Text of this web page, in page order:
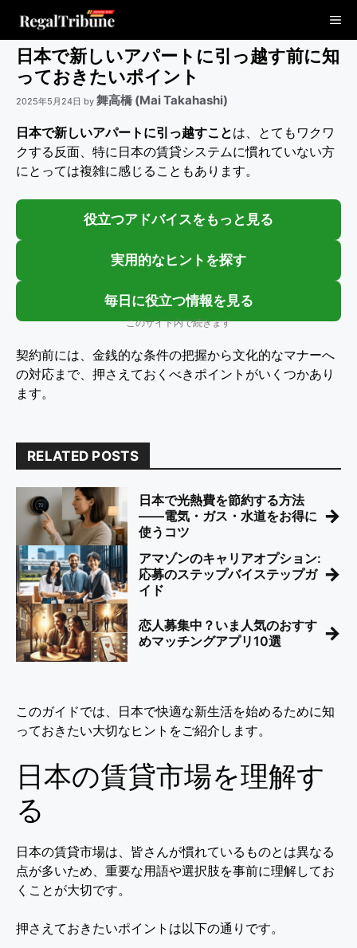
日本で新しいアパートに引っ越す前に知
っておきたいポイント
2025年5月24日 by 舞高橋 (Mai Takahashi)
日本で新しいアパートに引っ越すことは、とてもワクワ
クする反面、特に日本の賃貸システムに慣れていない方
にとっては複雑に感じることもあります。
役立つアドバイスをもっと見る
実用的なヒントを探す
毎日に役立つ情報を見る
このサイト内で続きます
契約前には、金銭的な条件の把握から文化的なマナーへ
の対応まで、押さえておくべきポイントがいくつかあり
ます。
RELATED POSTS
日本で光熱費を節約する方法
――電気・ガス・水道をお得に
使うコツ
→
アマゾンのキャリアオプション:
応募のステップバイステップガ
イド
→
恋人募集中？いま人気のおすす
めマッチングアプリ10選
→
このガイドでは、日本で快適な新生活を始めるために知
っておきたい大切なヒントをご紹介します。
日本の賃貸市場を理解す
る
日本の賃貸市場は、皆さんが慣れているものとは異なる
点が多いため、重要な用語や選択肢を事前に理解してお
くことが大切です。
押さえておきたいポイントは以下の通りです。